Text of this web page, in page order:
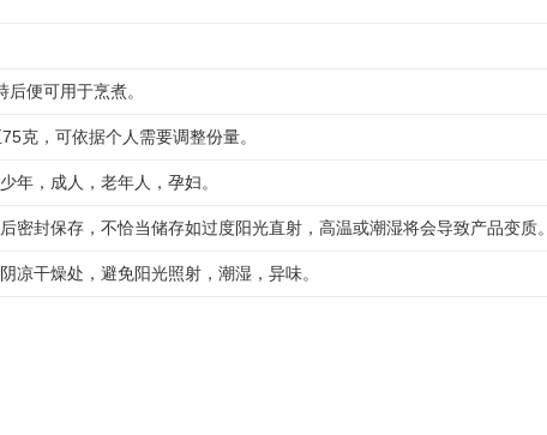
后便可用于烹煮。
克，可依据个人需要调整份量。
年，成人，老年人，孕妇。
密封保存，不恰当储存如过度阳光直射，高温或潮湿将会导致产品变质。
凉干燥处，避免阳光照射，潮湿，异味。